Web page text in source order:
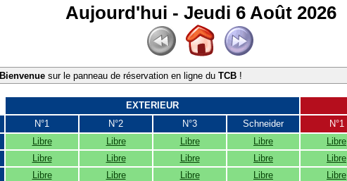
Aujourd'hui - Jeudi 6 Août 2026
Bienvenue sur le panneau de réservation en ligne du TCB !
EXTERIEUR
N°1
N°2 N°3 Schneider N°1
Libre Libre Libre Libre Libre
Libre Libre Libre Libre Libre
Libre Libre Libre Libre Libre